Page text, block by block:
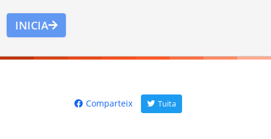
INICIA
Comparteix Tuita